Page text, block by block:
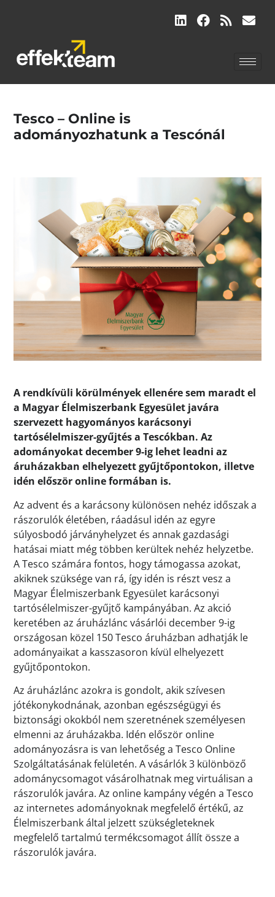
Tesco – Online is
adományozhatunk a Tescónál
A rendkívüli körülmények ellenére sem maradt el
a Magyar Élelmiszerbank Egyesület javára
szervezett hagyományos karácsonyi
tartósélelmiszer-gyűjtés a Tescókban. Az
adományokat december 9-ig lehet leadni az
áruházakban elhelyezett gyűjtőpontokon, illetve
idén először online formában is.
Az advent és a karácsony különösen nehéz időszak a
rászorulók életében, ráadásul idén az egyre
súlyosbodó járványhelyzet és annak gazdasági
hatásai miatt még többen kerültek nehéz helyzetbe.
A Tesco számára fontos, hogy támogassa azokat,
akiknek szüksége van rá, így idén is részt vesz a
Magyar Élelmiszerbank Egyesület karácsonyi
tartósélelmiszer-gyűjtő kampányában. Az akció
keretében az áruházlánc vásárlói december 9-ig
országosan közel 150 Tesco áruházban adhatják le
adományaikat a kasszasoron kívül elhelyezett
gyűjtőpontokon.
Az áruházlánc azokra is gondolt, akik szívesen
jótékonykodnának, azonban egészségügyi és
biztonsági okokból nem szeretnének személyesen
elmenni az áruházakba. Idén először online
adományozásra is van lehetőség a Tesco Online
Szolgáltatásának felületén. A vásárlók 3 különböző
adománycsomagot vásárolhatnak meg virtuálisan a
rászorulók javára. Az online kampány végén a Tesco
az internetes adományoknak megfelelő értékű, az
Élelmiszerbank által jelzett szükségleteknek
megfelelő tartalmú termékcsomagot állít össze a
rászorulók javára.